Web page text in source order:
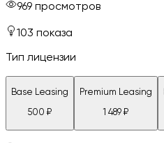
969 просмотров
103 показа
Тип лицензии
Base Leasing
500 ₽
Premium Leasing
1 489₽